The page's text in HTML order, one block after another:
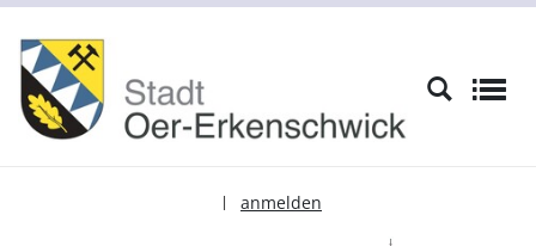
anmelden